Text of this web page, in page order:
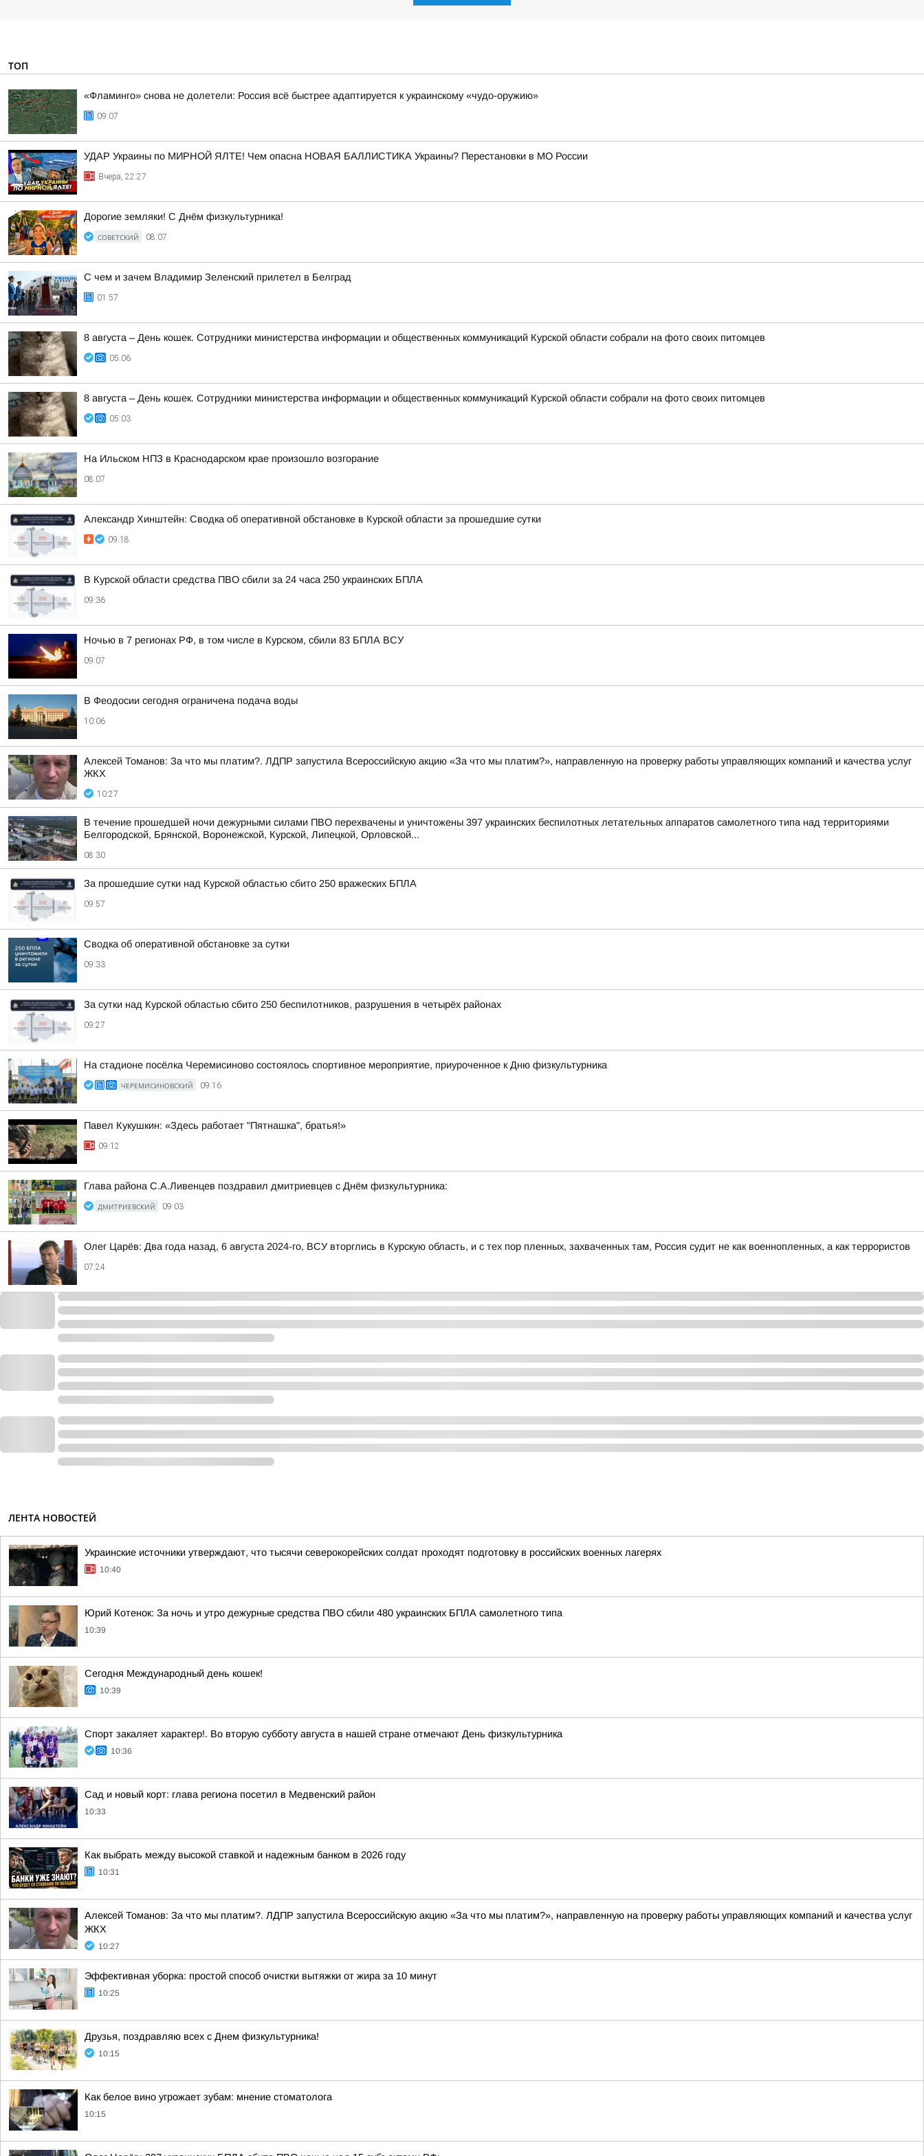
ТОП
«Фламинго» снова не долетели: Россия всё быстрее адаптируется к украинскому «чудо-оружию»
09:07
УДАР Украины по МИРНОЙ ЯЛТЕ! Чем опасна НОВАЯ БАЛЛИСТИКА Украины? Перестановки в МО России
Вчера, 22:27
Дорогие земляки! С Днём физкультурника!
СОВЕТСКИЙ 08:07
С чем и зачем Владимир Зеленский прилетел в Белград
01:57
8 августа – День кошек. Сотрудники министерства информации и общественных коммуникаций Курской области собрали на фото своих питомцев
05:06
8 августа – День кошек. Сотрудники министерства информации и общественных коммуникаций Курской области собрали на фото своих питомцев
05:03
На Ильском НПЗ в Краснодарском крае произошло возгорание
08:07
Александр Хинштейн: Сводка об оперативной обстановке в Курской области за прошедшие сутки
09:18
В Курской области средства ПВО сбили за 24 часа 250 украинских БПЛА
09:36
Ночью в 7 регионах РФ, в том числе в Курском, сбили 83 БПЛА ВСУ
09:07
В Феодосии сегодня ограничена подача воды
10:06
Алексей Томанов: За что мы платим?. ЛДПР запустила Всероссийскую акцию «За что мы платим?», направленную на проверку работы управляющих компаний и качества услуг
ЖКХ
10:27
В течение прошедшей ночи дежурными силами ПВО перехвачены и уничтожены 397 украинских беспилотных летательных аппаратов самолетного типа над территориями
Белгородской, Брянской, Воронежской, Курской, Липецкой, Орловской...
08:30
За прошедшие сутки над Курской областью сбито 250 вражеских БПЛА
09:57
Сводка об оперативной обстановке за сутки
09:33
За сутки над Курской областью сбито 250 беспилотников, разрушения в четырёх районах
09:27
На стадионе посёлка Черемисиново состоялось спортивное мероприятие, приуроченное к Дню физкультурника
ЧЕРЕМИСИНОВСКИЙ 09:16
Павел Кукушкин: «Здесь работает "Пятнашка", братья!»
09:12
Глава района С.А.Ливенцев поздравил дмитриевцев с Днём физкультурника:
ДМИТРИЕВСКИЙ 09:03
Олег Царёв: Два года назад, 6 августа 2024-го, ВСУ вторглись в Курскую область, и с тех пор пленных, захваченных там, Россия судит не как военнопленных, а как террористов
07:24
ЛЕНТА НОВОСТЕЙ
Украинские источники утверждают, что тысячи северокорейских солдат проходят подготовку в российских военных лагерях
10:40
Юрий Котенок: За ночь и утро дежурные средства ПВО сбили 480 украинских БПЛА самолетного типа
10:39
Сегодня Международный день кошек!
10:39
Спорт закаляет характер!. Во вторую субботу августа в нашей стране отмечают День физкультурника
10:36
Сад и новый корт: глава региона посетил в Медвенский район
10:33
Как выбрать между высокой ставкой и надежным банком в 2026 году
10:31
Алексей Томанов: За что мы платим?. ЛДПР запустила Всероссийскую акцию «За что мы платим?», направленную на проверку работы управляющих компаний и качества услуг
ЖКХ
10:27
Эффективная уборка: простой способ очистки вытяжки от жира за 10 минут
10:25
Друзья, поздравляю всех с Днем физкультурника!
10:15
Как белое вино угрожает зубам: мнение стоматолога
10:15